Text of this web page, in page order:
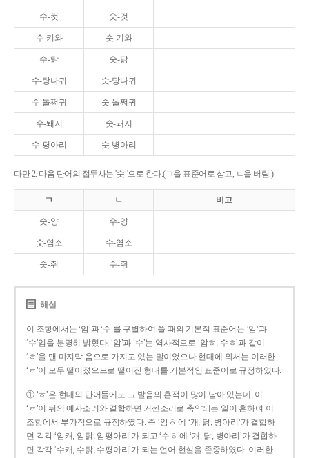
수-컷 숫-것
수-키와 숫-기와
수-탉 숫-닭
수-탕나귀 숫-당나귀
수-톨쩌귀 숫-돌쩌귀
수-퇘지 숫-돼지
수-평아리 숫-병아리
다만 2. 다음 단어의 접두사는 '숫-'으로 한다.(ㄱ을 표준어로 삼고, ㄴ을 버림.)
ㄱ ㄴ 비고
숫-양 수-양
숫-염소 수-염소
숫-쥐 수-쥐
해설
이 조항에서는 ‘암’과 ‘수’를 구별하여 쓸 때의 기본적 표준어는 ‘암’과
‘수’임을 분명히 밝혔다. ‘암’과 ‘수’는 역사적으로 ‘암ㅎ, 수ㅎ’과 같이
‘ㅎ’을 맨 마지막 음으로 가지고 있는 말이었으나 현대에 와서는 이러한
‘ㅎ’이 모두 떨어졌으므로 떨어진 형태를 기본적인 표준어로 규정하였다.
① ‘ㅎ’은 현대의 단어들에도 그 발음의 흔적이 많이 남아 있는데, 이
‘ㅎ’이 뒤의 예사소리와 결합하면 거센소리로 축약되는 일이 흔하여 이
조항에서 부가적으로 규정하였다. 즉 ‘암ㅎ’에 ‘개, 닭, 병아리’가 결합하
면 각각 ‘암캐, 암탉, 암평아리’가 되고 ‘수ㅎ’에 ‘개, 닭, 병아리’가 결합하
면 각각 ‘수캐, 수탉, 수평아리’가 되는 언어 현실을 존중하였다. 이러한